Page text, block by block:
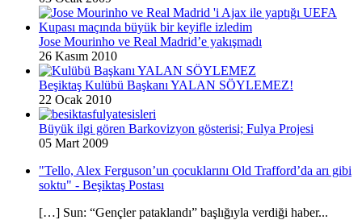
Jose Mourinho ve Real Madrid’e yakışmadı
26 Kasım 2010
Beşiktaş Kulübü Başkanı YALAN SÖYLEMEZ!
22 Ocak 2010
Büyük ilgi gören Barkovizyon gösterisi; Fulya Projesi
05 Mart 2009
"Tello, Alex Ferguson’un çocuklarını Old Trafford’da arı gibi
soktu" - Beşiktaş Postası
[…] Sun: “Gençler pataklandı” başlığıyla verdiği haber...